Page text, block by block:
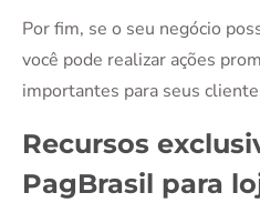
Por fim, se o seu negócio
você pode realizar ações
importantes para seus
Recursos
PagBrasil para